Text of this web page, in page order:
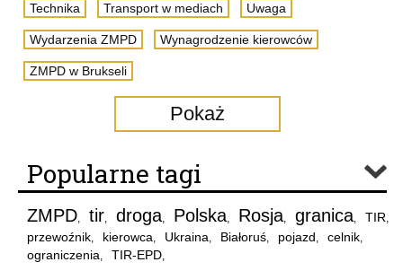
Technika Transport w mediach Uwaga
Wydarzenia ZMPD Wynagrodzenie kierowców
ZMPD w Brukseli
Pokaż
Popularne tagi
ZMPD, tir, droga, Polska, Rosja, granica, TIR,
przewoźnik, kierowca, Ukraina, Białoruś, pojazd, celnik,
ograniczenia, TIR-EPD,